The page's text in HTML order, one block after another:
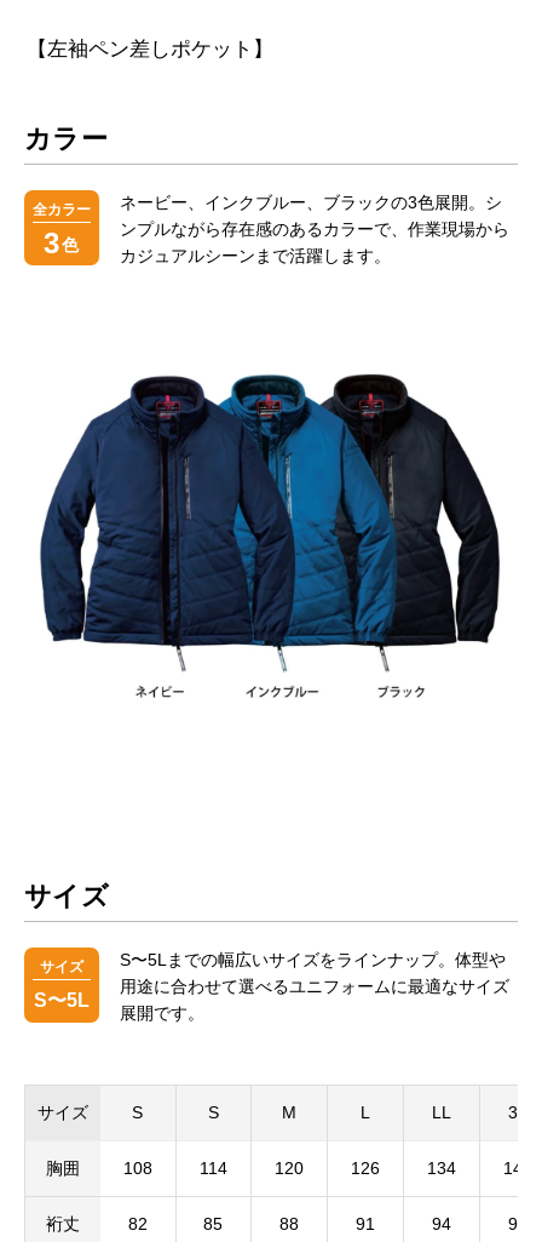
【左袖ペン差しポケット】
カラー
全カラー
3色
ネービー、インクブルー、ブラックの3色展開。シ
ンプルながら存在感のあるカラーで、作業現場から
カジュアルシーンまで活躍します。
サイズ
サイズ
S〜5L
S〜5Lまでの幅広いサイズをラインナップ。体型や
用途に合わせて選べるユニフォームに最適なサイズ
展開です。
サイズ S S M L LL 3L
胸囲 108 114 120 126 134 142
裄丈 82 85 88 91 94 95